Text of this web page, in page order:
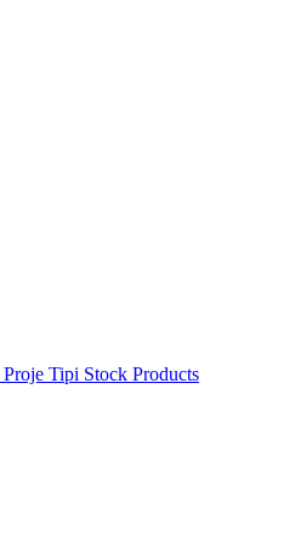
Proje Tipi Stock Products